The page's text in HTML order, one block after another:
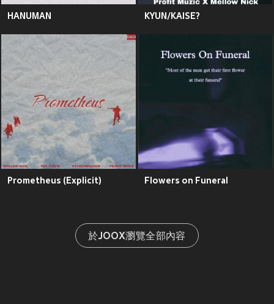
HANUMAN KYUN/KAISE?
Prometheus (Explicit) Flowers on Funeral
於JOOX瀏覽全部內容